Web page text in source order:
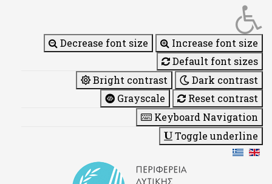
Decrease font size
Increase font size
Default font sizes
Bright contrast
Dark contrast
Grayscale
Reset contrast
Keyboard Navigation
Toggle underline